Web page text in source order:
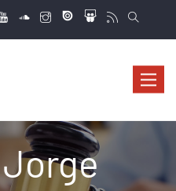
Abrir